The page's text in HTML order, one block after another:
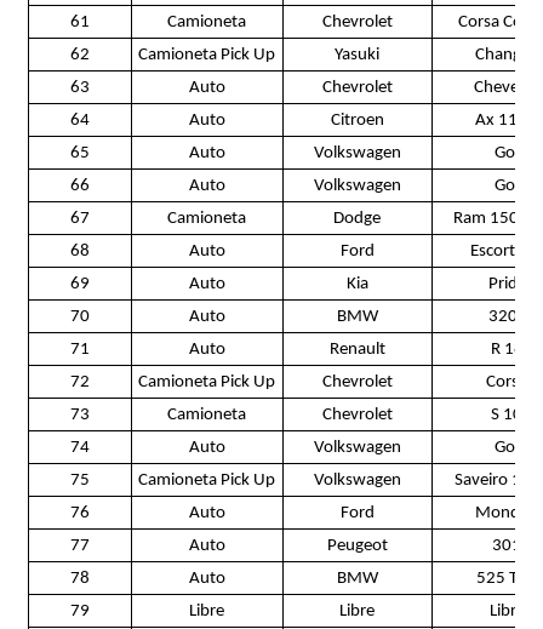
61
Camioneta Chevrolet
Corsa
62
Camioneta Pick Up Yasuki
Changhe
63
Auto Chevrolet
Chevette
64
Auto Citroen
Ax 11 TE
65
Auto Volkswagen
Gol
66
Auto Volkswagen
Gol
67
Camioneta Dodge
Ram 1500
68
Auto Ford
Escort 1.3
69
Auto Kia
Pride
70
Auto BMW
320 i
71
Auto Renault
R 18
72
Camioneta Pick Up Chevrolet
Corsa
73
Camioneta Chevrolet
S 10
74
Auto Volkswagen
Gol
75
Camioneta Pick Up Volkswagen
Saveiro 1,9
76
Auto Ford
Mondeo
77
Auto Peugeot
301
78
Auto BMW
525 TDS
79
Libre Libre
Libre